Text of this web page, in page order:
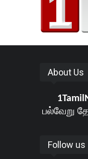
About Us
பல்வேறு
Follow us